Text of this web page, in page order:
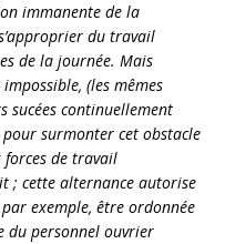
immanente de la
du travail
de la journée. Mais
(les mêmes
sucées continuellement
surmonter cet obstacle
forces de travail
; cette alternance autorise
exemple, être ordonnée
du personnel ouvrier